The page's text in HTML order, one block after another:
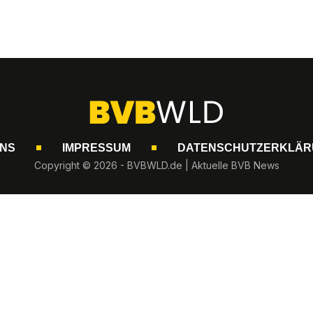
IMPRESSUM
Copyright © 2026 - BVBWLD.de | Aktuelle BVB News